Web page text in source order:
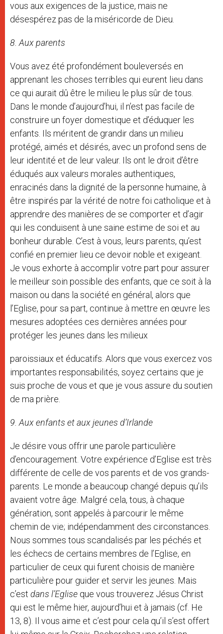
vous aux exigences de la justice, mais ne
désespérez pas de la miséricorde de Dieu.
8. Aux parents
Vous avez été profondément bouleversés en
apprenant les choses terribles qui eurent lieu dans
ce qui aurait dû être le milieu le plus sûr de tous.
Dans le monde d’aujourd’hui, il n’est pas facile de
construire un foyer domestique et d’éduquer les
enfants. Ils méritent de grandir dans un milieu
protégé, aimés et désirés, avec un profond sens de
leur identité et de leur valeur. Ils ont le droit d’être
éduqués aux valeurs morales authentiques,
enracinés dans la dignité de la personne humaine, à
être inspirés par la vérité de notre foi catholique et à
apprendre des manières de se comporter et d’agir
qui les conduisent à une saine estime de soi et au
bonheur durable. C’est à vous, leurs parents, qu’est
confié en premier lieu ce devoir noble et exigeant.
Je vous exhorte à accomplir votre part pour assurer
le meilleur soin possible des enfants, que ce soit à la
maison ou dans la société en général, alors que
l’Eglise, pour sa part, continue à mettre en œuvre les
mesures adoptées ces dernières années pour
protéger les jeunes dans les milieux
paroissiaux et éducatifs. Alors que vous exercez vos
importantes responsabilités, soyez certains que je
suis proche de vous et que je vous assure du soutien
de ma prière.
9. Aux enfants et aux jeunes d’Irlande
Je désire vous offrir une parole particulière
d’encouragement. Votre expérience d’Eglise est très
différente de celle de vos parents et de vos grands-
parents. Le monde a beaucoup changé depuis qu’ils
avaient votre âge. Malgré cela, tous, à chaque
génération, sont appelés à parcourir le même
chemin de vie; indépendamment des circonstances.
Nous sommes tous scandalisés par les péchés et
les échecs de certains membres de l’Eglise, en
particulier de ceux qui furent choisis de manière
particulière pour guider et servir les jeunes. Mais
c’est dans l’Eglise que vous trouverez Jésus Christ
qui est le même hier, aujourd’hui et à jamais (cf. He
13, 8). Il vous aime et c’est pour cela qu’il s’est offert